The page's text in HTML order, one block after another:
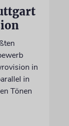
in
in
Tönen